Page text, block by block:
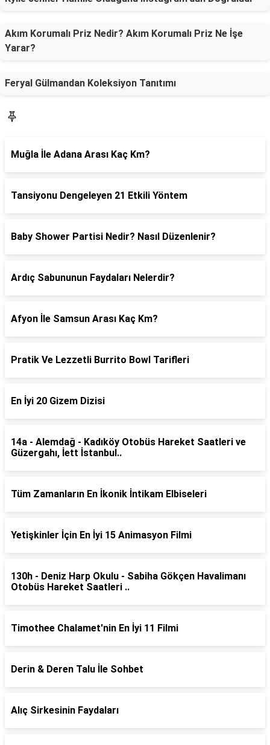
Akım Korumalı Priz Nedir? Akım Korumalı Priz Ne İşe
Yarar?
Feryal Gülmandan Koleksiyon Tanıtımı
Muğla İle Adana Arası Kaç Km?
Tansiyonu Dengeleyen 21 Etkili Yöntem
Baby Shower Partisi Nedir? Nasıl Düzenlenir?
Ardıç Sabununun Faydaları Nelerdir?
Afyon İle Samsun Arası Kaç Km?
Pratik Ve Lezzetli Burrito Bowl Tarifleri
En İyi 20 Gizem Dizisi
14a - Alemdağ - Kadıköy Otobüs Hareket Saatleri ve
Güzergahı, İett İstanbul..
Tüm Zamanların En İkonik İntikam Elbiseleri
Yetişkinler İçin En İyi 15 Animasyon Filmi
130h - Deniz Harp Okulu - Sabiha Gökçen Havalimanı
Otobüs Hareket Saatleri ..
Timothee Chalamet'nin En İyi 11 Filmi
Derin & Deren Talu İle Sohbet
Alıç Sirkesinin Faydaları